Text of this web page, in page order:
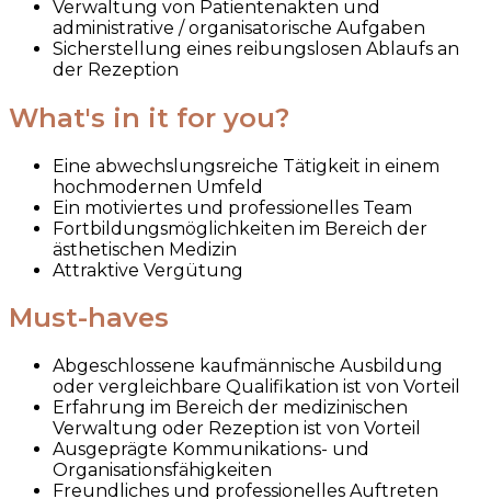
Verwaltung von Patientenakten und
administrative / organisatorische Aufgaben
Sicherstellung eines reibungslosen Ablaufs an
der Rezeption
What's in it for you?
Eine abwechslungsreiche Tätigkeit in einem
hochmodernen Umfeld
Ein motiviertes und professionelles Team
Fortbildungsmöglichkeiten im Bereich der
ästhetischen Medizin
Attraktive Vergütung
Must-haves
Abgeschlossene kaufmännische Ausbildung
oder vergleichbare Qualifikation ist von Vorteil
Erfahrung im Bereich der medizinischen
Verwaltung oder Rezeption ist von Vorteil
Ausgeprägte Kommunikations- und
Organisationsfähigkeiten
Freundliches und professionelles Auftreten